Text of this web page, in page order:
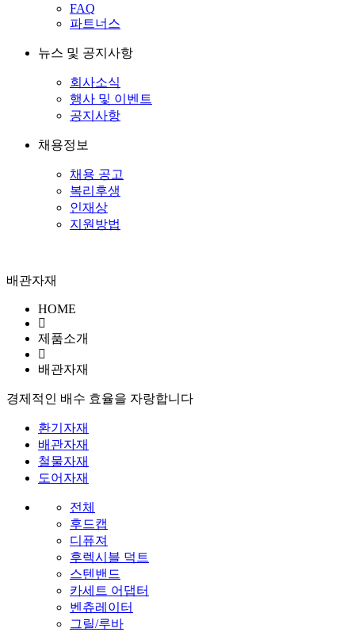
FAQ
파트너스
뉴스 및 공지사항
회사소식
행사 및 이벤트
공지사항
채용정보
채용 공고
복리후생
인재상
지원방법
배관자재
HOME
제품소개
배관자재
경제적인 배수 효율을 자랑합니다
환기자재
배관자재
철물자재
도어자재
전체
후드캡
디퓨져
후렉시블 덕트
스텐밴드
카세트 어댑터
벤츄레이터
그릴/루바